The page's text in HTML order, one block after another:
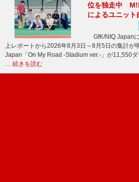
位を独走中
によるユニット
GfK/NIQ Japan
上レポートから2026年8月3日～8月5日の集計が
Japan「On My Road -Stadium ver.-」が11,550
… 続きを読む